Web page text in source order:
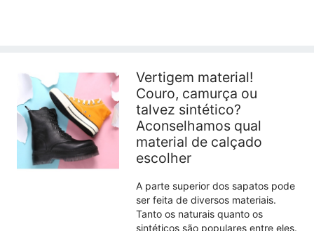
Vertigem material!
Couro, camurça ou
talvez sintético?
Aconselhamos qual
material de calçado
escolher
A parte superior dos sapatos pode
ser feita de diversos materiais.
Tanto os naturais quanto os
sintéticos são populares entre eles.